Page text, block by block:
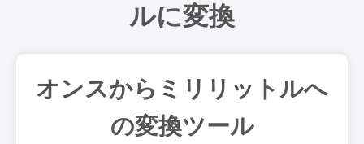
ルに変換
オンスからミリリットルへ
の変換ツール